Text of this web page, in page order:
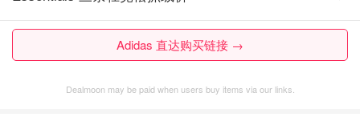
Adidas 直达购买链接 →
Dealmoon may be paid when users buy items via our links.